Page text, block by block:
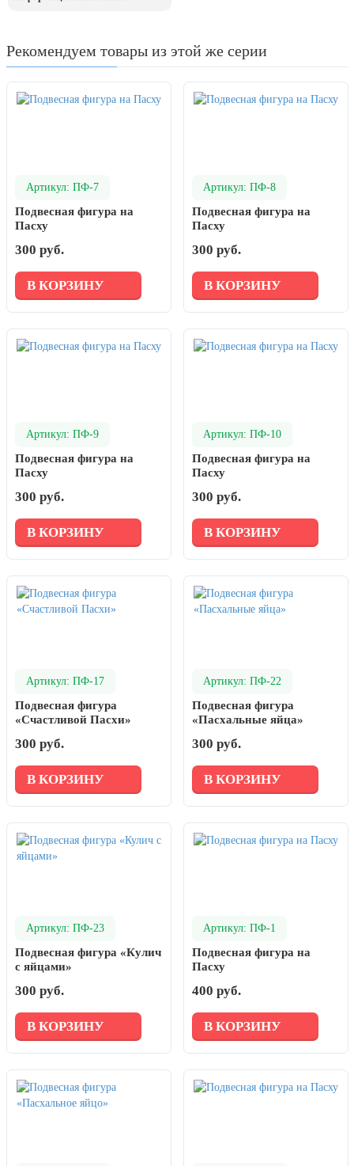
День ВМФ (последнее воскресенье
Рекомендуем товары из этой же серии
Артикул: ПФ-7
Подвесная фигура на
Пасху
300 руб.
В КОРЗИНУ
Артикул: ПФ-8
Подвесная фигура на
Пасху
300 руб.
В КОРЗИНУ
Артикул: ПФ-9
Подвесная фигура на
Пасху
300 руб.
В КОРЗИНУ
Артикул: ПФ-10
Подвесная фигура на
Пасху
300 руб.
В КОРЗИНУ
Артикул: ПФ-17
Подвесная фигура
«Счастливой Пасхи»
300 руб.
В КОРЗИНУ
Артикул: ПФ-22
Подвесная фигура
«Пасхальные яйца»
300 руб.
В КОРЗИНУ
Артикул: ПФ-23
Подвесная фигура «Кулич
с яйцами»
300 руб.
В КОРЗИНУ
Артикул: ПФ-1
Подвесная фигура на
Пасху
400 руб.
В КОРЗИНУ